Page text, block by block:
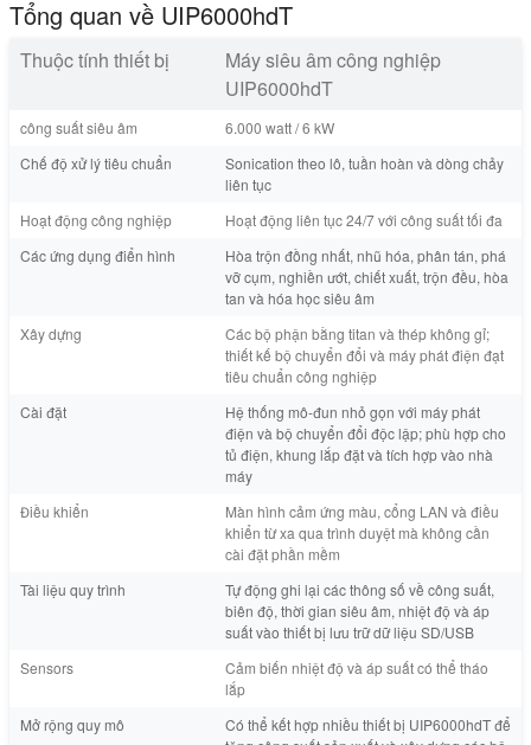
Tổng quan về UIP6000hdT
Thuộc tính thiết bị
Máy siêu âm công nghiệp
UIP6000hdT
công suất siêu âm
6.000 watt / 6 kW
Chế độ xử lý tiêu chuẩn
Sonication theo lô, tuần hoàn và dòng chảy
liên tục
Hoạt động công nghiệp
Hoạt động liên tục 24/7 với công suất tối đa
Các ứng dụng điển hình
Hòa trộn đồng nhất, nhũ hóa, phân tán, phá
vỡ cụm, nghiền ướt, chiết xuất, trộn đều, hòa
tan và hóa học siêu âm
Xây dựng
Các bộ phận bằng titan và thép không gỉ;
thiết kế bộ chuyển đổi và máy phát điện đạt
tiêu chuẩn công nghiệp
Cài đặt
Hệ thống mô-đun nhỏ gọn với máy phát
điện và bộ chuyển đổi độc lập; phù hợp cho
tủ điện, khung lắp đặt và tích hợp vào nhà
máy
Điều khiển
Màn hình cảm ứng màu, cổng LAN và điều
khiển từ xa qua trình duyệt mà không cần
cài đặt phần mềm
Tài liệu quy trình
Tự động ghi lại các thông số về công suất,
biên độ, thời gian siêu âm, nhiệt độ và áp
suất vào thiết bị lưu trữ dữ liệu SD/USB
Sensors
Cảm biến nhiệt độ và áp suất có thể tháo
lắp
Mở rộng quy mô
Có thể kết hợp nhiều thiết bị UIP6000hdT để